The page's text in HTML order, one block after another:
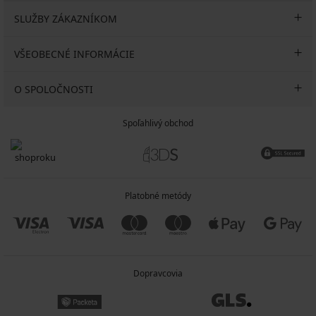
SLUŽBY ZÁKAZNÍKOM
VŠEOBECNÉ INFORMÁCIE
O SPOLOČNOSTI
Spoľahlivý obchod
Platobné metódy
Dopravcovia